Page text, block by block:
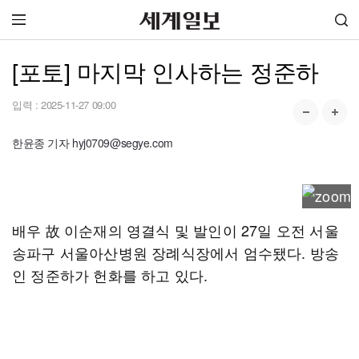
[포토] 마지막 인사하는 정준하
입력 : 2025-11-27 09:00
한윤종 기자 hyj0709@segye.com
배우 故 이순재의 영결식 및 발인이 27일 오전 서울
송파구 서울아산병원 장례식장에서 엄수됐다. 방송
인 정준하가 헌화를 하고 있다.